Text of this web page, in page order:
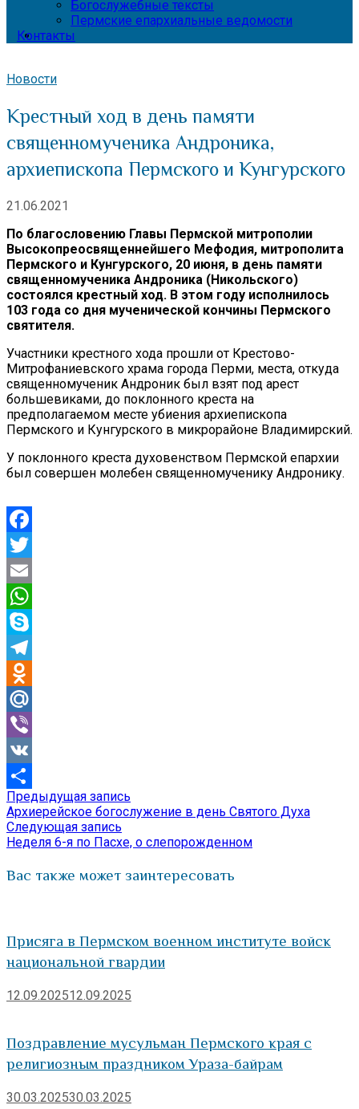
Богослужебные тексты
Пермские епархиальные ведомости
Контакты
Новости
Крестный ход в день памяти
священномученика Андроника,
архиепископа Пермского и Кунгурского
21.06.2021
По благословению Главы Пермской митрополии
Высокопреосвященнейшего Мефодия, митрополита
Пермского и Кунгурского, 20 июня, в день памяти
священномученика Андроника (Никольского)
состоялся крестный ход. В этом году исполнилось
103 года со дня мученической кончины Пермского
святителя.
Участники крестного хода прошли от Крестово-
Митрофаниевского храма города Перми, места, откуда
священномученик Андроник был взят под арест
большевиками, до поклонного креста на
предполагаемом месте убиения архиепископа
Пермского и Кунгурского в микрорайоне Владимирский.
У поклонного креста духовенством Пермской епархии
был совершен молебен священномученику Андронику.
Facebook
Twitter
Email
WhatsApp
Skype
Telegram
Odnoklassniki
Mail.Ru
Viber
VK
Отправить
Навигация
по
записям
Предыдущая запись
запись:
Архиерейское богослужение в день Святого Духа
Следующая запись
запись:
Неделя 6-я по Пасхе, о слепорожденном
Вас также может заинтересовать
Присяга в Пермском военном институте войск
национальной гвардии
12.09.202512.09.2025
Поздравление мусульман Пермского края с
религиозным праздником Ураза-байрам
30.03.202530.03.2025